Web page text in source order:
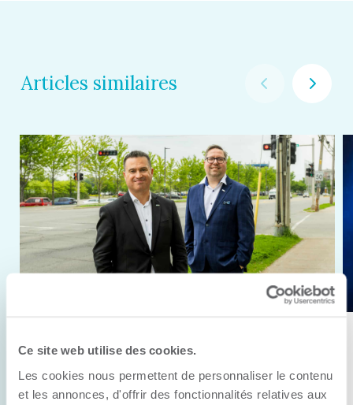
Ce site web utilise des cookies.
Les cookies nous permettent de personnaliser le contenu
et les annonces, d'offrir des fonctionnalités relatives aux
Articles similaires
Anick Métivier devient le nouveau
président de la CCI3R